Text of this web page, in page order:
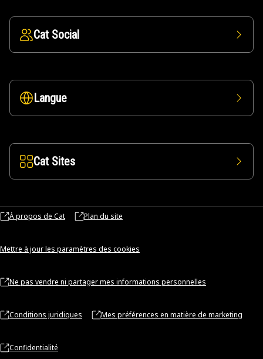
Cat Social
Langue
Cat Sites
À propos de Cat Plan du site
Mettre à jour les paramètres des cookies
Ne pas vendre ni partager mes informations personnelles
Conditions juridiques Mes préférences en matière de marketing
Confidentialité